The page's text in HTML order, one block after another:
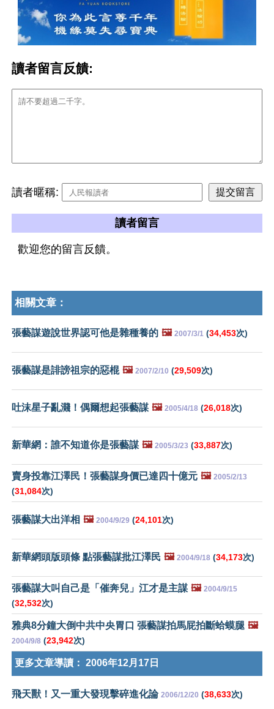
讀者留言反饋:
讀者暱稱:
讀者留言
歡迎您的留言反饋。
相關文章：
張藝謀遊說世界認可他是雜種養的 🖼️ 2007/3/1 (34,453次)
張藝謀是誹謗祖宗的惡棍 🖼️ 2007/2/10 (29,509次)
吐沫星子亂濺！偶爾想起張藝謀 🖼️ 2005/4/18 (26,018次)
新華網：誰不知道你是張藝謀 🖼️ 2005/3/23 (33,887次)
賣身投靠江澤民！張藝謀身價已達四十億元 🖼️ 2005/2/13
(31,084次)
張藝謀大出洋相 🖼️ 2004/9/29 (24,101次)
新華網頭版頭條 點張藝謀批江澤民 🖼️ 2004/9/18 (34,173次)
張藝謀大叫自己是「催奔兒」江才是主謀 🖼️ 2004/9/15
(32,532次)
雅典8分鐘大倒中共中央胃口 張藝謀拍馬屁拍斷蛤蟆腿 🖼️
2004/9/8 (23,942次)
更多文章導讀： 2006年12月17日
飛天獸！又一重大發現擊碎進化論 2006/12/20 (38,633次)